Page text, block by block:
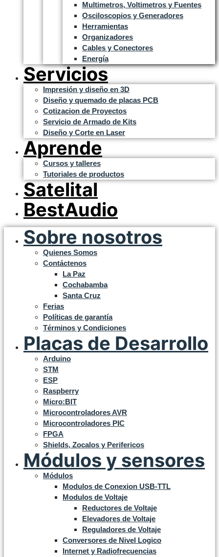
Multimetros, Voltimetros y Fuentes
Osciloscopios y Generadores
Herramientas
Organizadores
Cables y Conectores
Energía
Servicios
Impresión y diseño en 3D
Diseño y quemado de placas PCB
Cotizacion de Proyectos
Servicio de Armado de Kits
Diseño y Corte en Laser
Aprende
Cursos y talleres
Tutoriales de productos
Satelital
BestAudio
Sobre nosotros
Quienes Somos
Contáctenos
La Paz
Cochabamba
Santa Cruz
Ferias
Políticas de garantía
Términos y Condiciones
Placas de Desarrollo
Arduino
STM
ESP
Raspberry
Micro:BIT
Microcontroladores AVR
Microcontroladores PIC
FPGA
Shields, Zocalos y Perifericos
Módulos y sensores
Módulos
Modulos de Conexion USB-TTL
Modulos de Voltaje
Reductores de Voltaje
Elevadores de Voltaje
Reguladores de Voltaje
Conversores de Nivel Logico
Internet y Radiofrecuencias